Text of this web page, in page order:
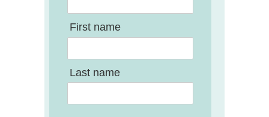
First name
Last name